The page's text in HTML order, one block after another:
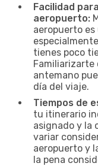
Facilidad
aeropuerto:
aeropuerto
tienes poco
Familiarizarte
antemano
día del viaje.
Tiempos de
tu itinerario
asignado y la
variar
aeropuerto y
la pena